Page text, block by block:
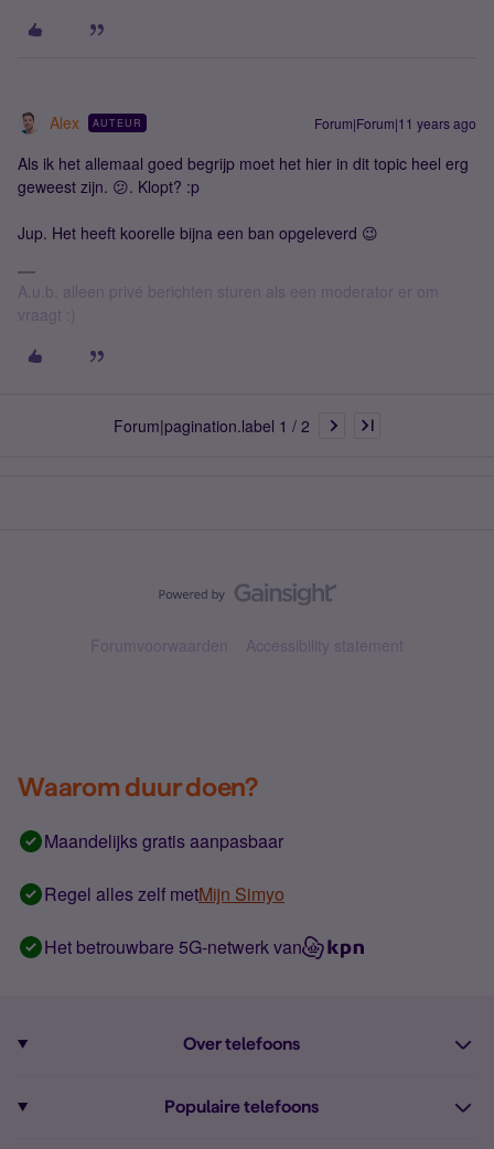
Alex AUTEUR Forum|Forum|11 years ago
Als ik het allemaal goed begrijp moet het hier in dit topic heel erg
geweest zijn. 😕. Klopt? :p
Jup. Het heeft koorelle bijna een ban opgeleverd 😉
A.u.b. alleen privé berichten sturen als een moderator er om
vraagt :)
Forum|pagination.label 1 / 2
Forumvoorwaarden Accessibility statement
Waarom duur doen?
Maandelijks gratis aanpasbaar
Regel alles zelf metMijn Simyo
Het betrouwbare 5G-netwerk van
Over telefoons
Populaire telefoons